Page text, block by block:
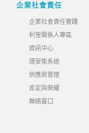
企業社會責任
企業社會責任實踐
利害關係人專區
資訊中心
環安衛系統
供應商管理
肯定與榮耀
聯絡窗口